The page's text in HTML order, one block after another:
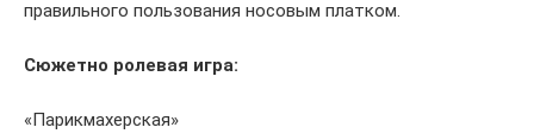
правильного пользования носовым платком.
Сюжетно ролевая игра:
«Парикмахерская»